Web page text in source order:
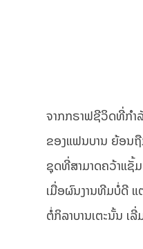
ຈາກກຣາຟຊີວິດທີ່ກຳ
ຂອງແຟນບານ ຍ້ອນຖື
ຊຸດທີ່ສາມາດຄວ້າແຊັ້
ເມື່ອຜົນງານທີມບໍ່ດີ ແ
ຕໍ່ກິລາບານເຕະນັ້ນ ເ